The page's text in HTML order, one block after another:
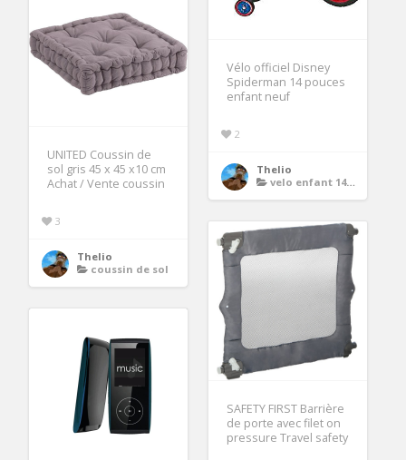
Vélo officiel Disney
Spiderman 14 pouces
enfant neuf
2
Thelio
velo enfant 14 pouces
UNITED Coussin de
sol gris 45 x 45 x10 cm
Achat / Vente coussin
3
Thelio
coussin de sol
SAFETY FIRST Barrière
de porte avec filet on
pressure Travel safety